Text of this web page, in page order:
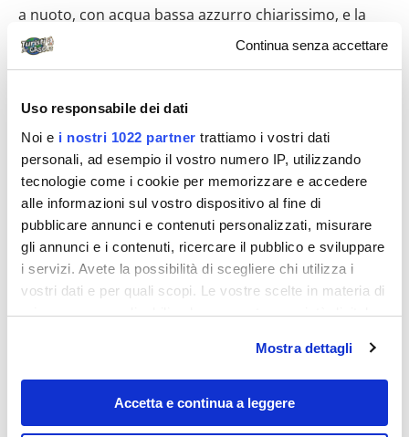
Continua senza accettare
Uso responsabile dei dati
Noi e i nostri 1022 partner trattiamo i vostri dati
personali, ad esempio il vostro numero IP, utilizzando
tecnologie come i cookie per memorizzare e accedere
alle informazioni sul vostro dispositivo al fine di
pubblicare annunci e contenuti personalizzati, misurare
gli annunci e i contenuti, ricercare il pubblico e sviluppare
i servizi. Avete la possibilità di scegliere chi utilizza i
vostri dati e per quali scopi. Le vostre scelte in materia di
privacy sono applicabili solo su questa proprietà digitale
modificare o revocare il proprio consenso in qualsiasi
momento dalla Dichiarazione sui cookie o facendo clic
sull'icona di attivazione della privacy.
Mostra dettagli
Accetta e continua a leggere
a nuoto, con acqua bassa azzurro chiarissimo, e la
cala dei Benedettini, dall’altra parte dell’isola (la
preferita dal mio compagno). Sveglia presto per poter
nelle calette, riposo nelle pinete, il tramonto sul mare,
una cena genuina e saporita e una passeggiata serale
per poter ammirare l’isola di san Nicola illuminata e
sentire il profumo del mare e la sua brezza che ti
accarezza la pelle : questo è quello di cui abbiamo
goduto alle Tremiti.
CAPRAIA: ITINERARI DI VIAGGIO
PUGLIA: ITINERARI DI VIAGGIO
SAN DOMINO: ITINERARI DI VIAGGIO